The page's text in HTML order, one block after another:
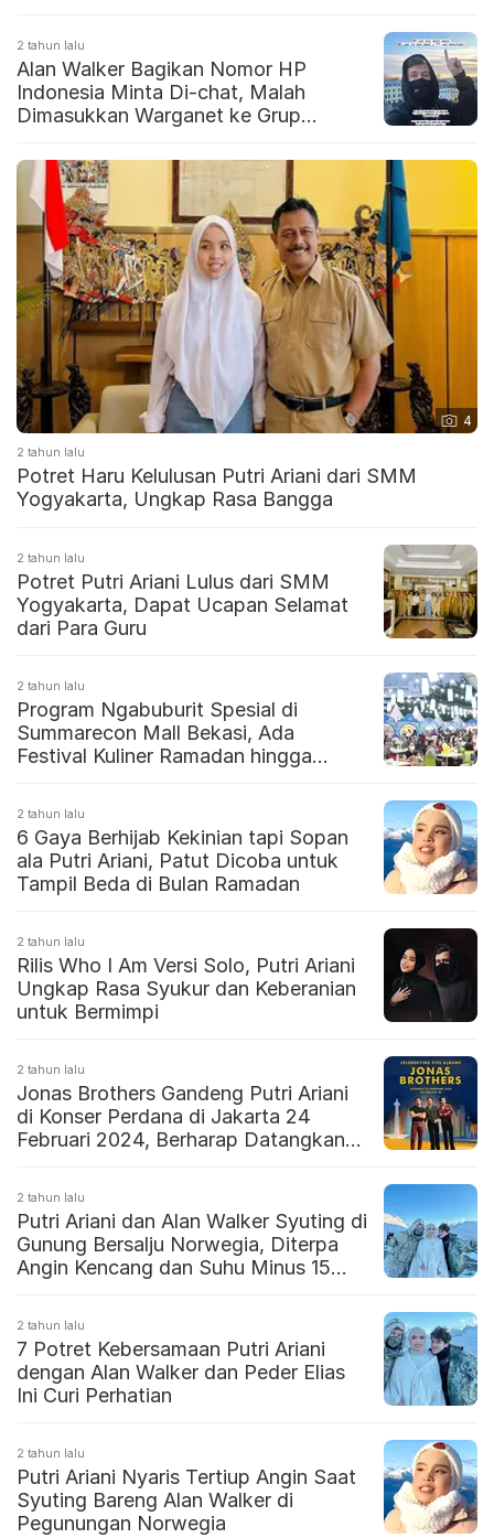
2 tahun lalu
Alan Walker Bagikan Nomor HP
Indonesia Minta Di-chat, Malah
Dimasukkan Warganet ke Grup
4
2 tahun lalu
Potret Haru Kelulusan Putri Ariani dari SMM
Yogyakarta, Ungkap Rasa Bangga
2 tahun lalu
Potret Putri Ariani Lulus dari SMM
Yogyakarta, Dapat Ucapan Selamat
dari Para Guru
2 tahun lalu
Program Ngabuburit Spesial di
Summarecon Mall Bekasi, Ada
Festival Kuliner Ramadan hingga
2 tahun lalu
6 Gaya Berhijab Kekinian tapi Sopan
ala Putri Ariani, Patut Dicoba untuk
Tampil Beda di Bulan Ramadan
2 tahun lalu
Rilis Who I Am Versi Solo, Putri Ariani
Ungkap Rasa Syukur dan Keberanian
untuk Bermimpi
2 tahun lalu
Jonas Brothers Gandeng Putri Ariani
di Konser Perdana di Jakarta 24
Februari 2024, Berharap Datangkan
2 tahun lalu
Putri Ariani dan Alan Walker Syuting di
Gunung Bersalju Norwegia, Diterpa
Angin Kencang dan Suhu Minus 15
2 tahun lalu
7 Potret Kebersamaan Putri Ariani
dengan Alan Walker dan Peder Elias
Ini Curi Perhatian
2 tahun lalu
Putri Ariani Nyaris Tertiup Angin Saat
Syuting Bareng Alan Walker di
Pegunungan Norwegia